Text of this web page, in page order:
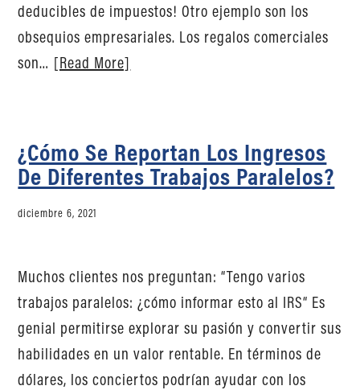
deducibles de impuestos! Otro ejemplo son los
obsequios empresariales. Los regalos comerciales
son… [Read More]
¿Cómo Se Reportan Los Ingresos
De Diferentes Trabajos Paralelos?
diciembre 6, 2021
Muchos clientes nos preguntan: “Tengo varios
trabajos paralelos: ¿cómo informar esto al IRS“ Es
genial permitirse explorar su pasión y convertir sus
habilidades en un valor rentable. En términos de
dólares, los conciertos podrían ayudar con los